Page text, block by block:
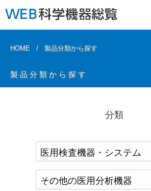
HOME 製品分類から探す
製品分類から探す
分類